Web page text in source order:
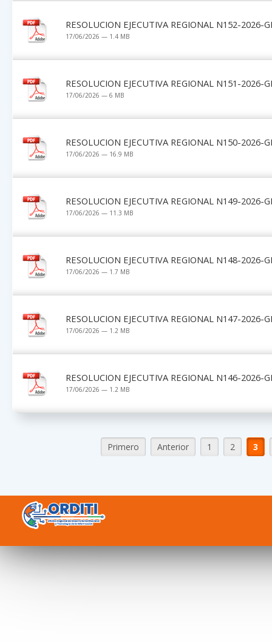
RESOLUCION EJECUTIVA REGIONAL N152-2026-
17/06/2026 — 1.4 MB
RESOLUCION EJECUTIVA REGIONAL N151-2026-
17/06/2026 — 6 MB
RESOLUCION EJECUTIVA REGIONAL N150-2026-
17/06/2026 — 16.9 MB
RESOLUCION EJECUTIVA REGIONAL N149-2026-
17/06/2026 — 11.3 MB
RESOLUCION EJECUTIVA REGIONAL N148-2026-
17/06/2026 — 1.7 MB
RESOLUCION EJECUTIVA REGIONAL N147-2026-
17/06/2026 — 1.2 MB
RESOLUCION EJECUTIVA REGIONAL N146-2026-
17/06/2026 — 1.2 MB
Primero Anterior 1 2 3